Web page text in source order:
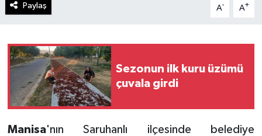
Paylaş A- A+
Sezonun ilk kuru üzümü
çuvala girdi
Manisa'nın Saruhanlı ilçesinde belediye